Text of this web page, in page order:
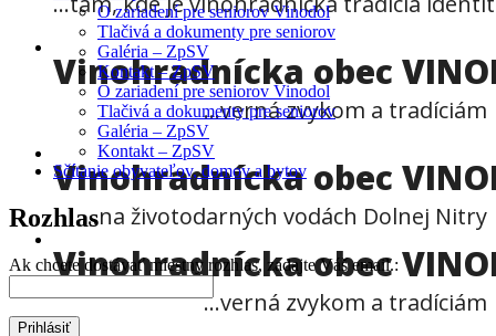
Vinohradnícka obec
...verná zvykom a tradíciám
Vinohradnícka obec
...na životodarných vodách Dolnej Nitry
Vinohradnícka obec
...verná zvykom a tradíciám
O zariadení pre seniorov Vinodol
Tlačivá a dokumenty pre seniorov
Galéria – ZpSV
Kontakt – ZpSV
O zariadení pre seniorov Vinodol
Tlačivá a dokumenty pre seniorov
Galéria – ZpSV
Kontakt – ZpSV
Sčítanie obyvateľov, domov a bytov
Rozhlas
Ak chcete dostávať miestny rozhlas, zadajte Váš email.: